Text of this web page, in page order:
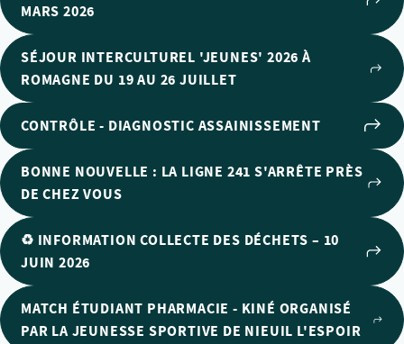
MARS 2026
SÉJOUR INTERCULTUREL 'JEUNES' 2026 À
ROMAGNE DU 19 AU 26 JUILLET
CONTRÔLE - DIAGNOSTIC ASSAINISSEMENT
BONNE NOUVELLE : LA LIGNE 241 S'ARRÊTE PRÈS
DE CHEZ VOUS
♻️ INFORMATION COLLECTE DES DÉCHETS – 10
JUIN 2026
MATCH ÉTUDIANT PHARMACIE - KINÉ ORGANISÉ
PAR LA JEUNESSE SPORTIVE DE NIEUIL L'ESPOIR